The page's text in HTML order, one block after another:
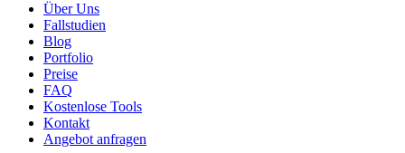
Über Uns
Fallstudien
Blog
Portfolio
Preise
FAQ
Kostenlose Tools
Kontakt
Angebot anfragen